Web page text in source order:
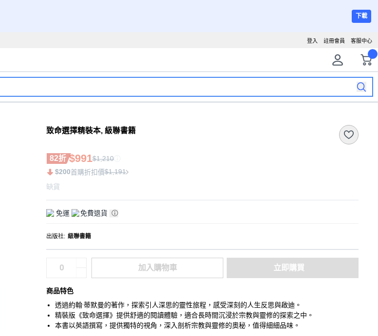
下載
客服中心
註冊會員
登入
致命選擇精裝本, 級聯書籍
82折 $991$1,210
$200首購折扣價$1,191
缺貨
免運 免費退貨
出版社: 級聯書籍
加入購物車 立即購買
商品特色
透過約翰·蒂默曼的著作，探索引人深思的靈性旅程，感受深刻的人生反思與啟迪。
精裝版《致命選擇》提供舒適的閱讀體驗，適合長時間沉浸於宗教與靈修的探索之中。
本書以英語撰寫，提供獨特的視角，深入剖析宗教與靈修的奧秘，值得細細品味。